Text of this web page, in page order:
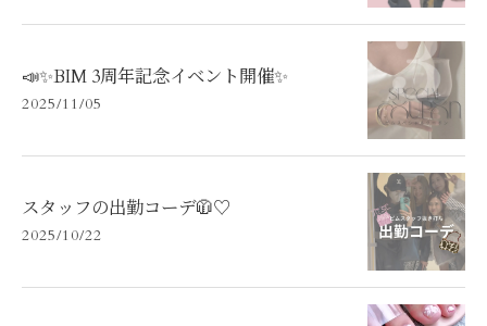
📣✨BIM 3周年記念イベント開催✨
2025/11/05
スタッフの出勤コーデ🧥♡
2025/10/22